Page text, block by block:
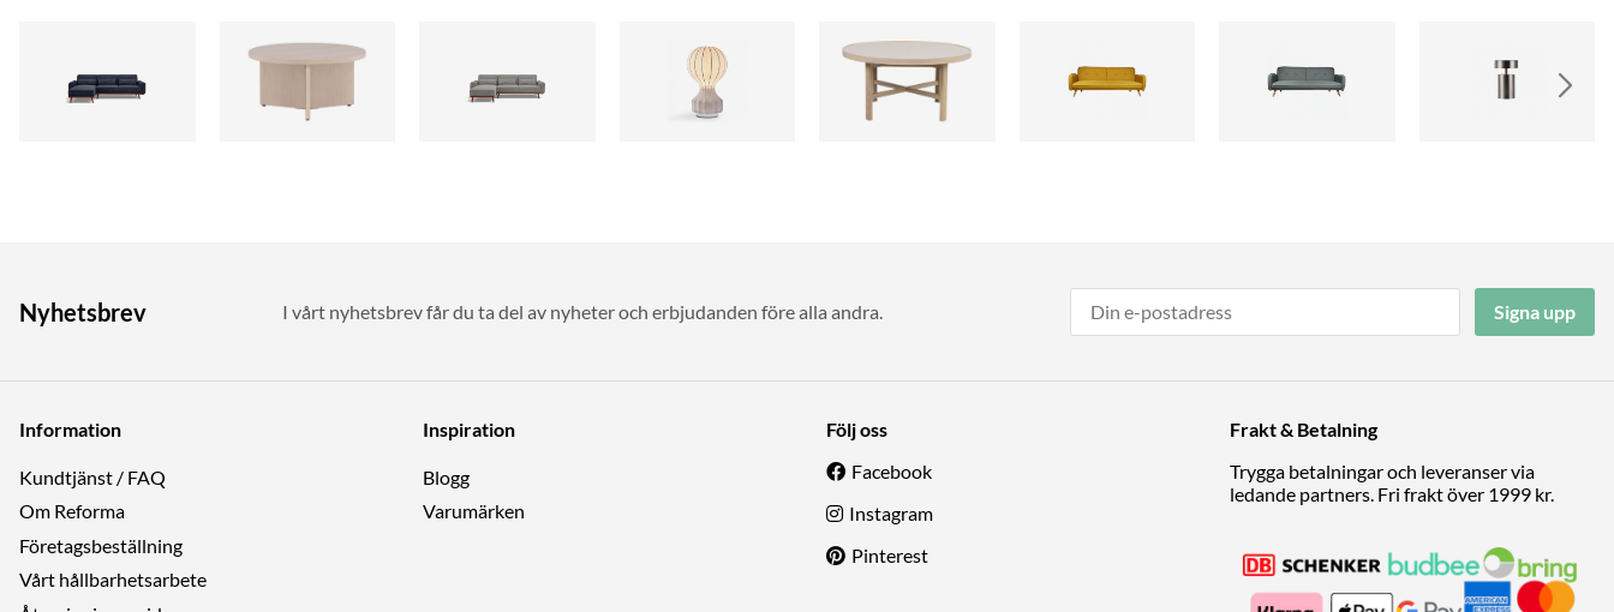
Nyhetsbrev I vårt nyhetsbrev får du ta del av nyheter och erbjudanden före alla andra. Signa upp
Information
Kundtjänst / FAQ
Om Reforma
Företagsbeställning
Vårt hållbarhetsarbete
Inspiration
Blogg
Varumärken
Följ oss
Facebook
Instagram
Pinterest
Frakt & Betalning
Trygga betalningar och leveranser via
ledande partners. Fri frakt över 1999 kr.